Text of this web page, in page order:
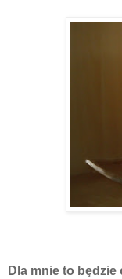
Dla mnie to będzie